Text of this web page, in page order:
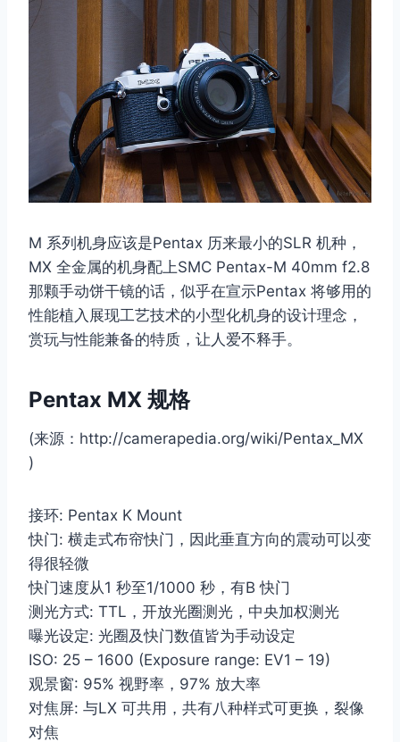
M 系列机身应该是Pentax 历来最小的SLR 机种，
MX 全金属的机身配上SMC Pentax-M 40mm f2.8
那颗手动饼干镜的话，似乎在宣示Pentax 将够用的
性能植入展现工艺技术的小型化机身的设计理念，
赏玩与性能兼备的特质，让人爱不释手。
Pentax MX 规格
(来源：http://camerapedia.org/wiki/Pentax_MX
)
接环: Pentax K Mount
快门: 横走式布帘快门，因此垂直方向的震动可以变
得很轻微
快门速度从1 秒至1/1000 秒，有B 快门
测光方式: TTL，开放光圈测光，中央加权测光
曝光设定: 光圈及快门数值皆为手动设定
ISO: 25 – 1600 (Exposure range: EV1 – 19)
观景窗: 95% 视野率，97% 放大率
对焦屏: 与LX 可共用，共有八种样式可更换，裂像
对焦